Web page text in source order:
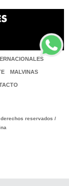
MALVINAS
derechos reservados /